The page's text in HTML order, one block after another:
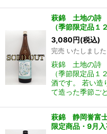
萩錦 土地の詩
（季節限定品１
3,080円(税込)
完売 いたしました
萩錦 土地の詩
（季節限定品１
酒です。 若い造
て造った季節ご
萩錦 静岡誉
限定商品・9月入